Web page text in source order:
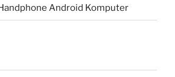
Android Komputer